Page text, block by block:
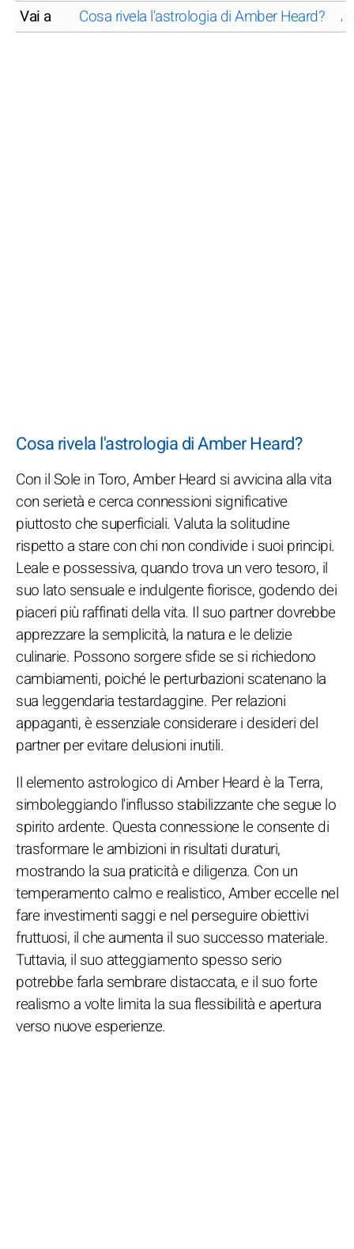
Vai a Cosa rivela l'astrologia di Amber Heard?
Cosa rivela l'astrologia di Amber Heard?
Con il Sole in Toro, Amber Heard si avvicina alla vita
con serietà e cerca connessioni significative
piuttosto che superficiali. Valuta la solitudine
rispetto a stare con chi non condivide i suoi principi.
Leale e possessiva, quando trova un vero tesoro, il
suo lato sensuale e indulgente fiorisce, godendo dei
piaceri più raffinati della vita. Il suo partner dovrebbe
apprezzare la semplicità, la natura e le delizie
culinarie. Possono sorgere sfide se si richiedono
cambiamenti, poiché le perturbazioni scatenano la
sua leggendaria testardaggine. Per relazioni
appaganti, è essenziale considerare i desideri del
partner per evitare delusioni inutili.
Il elemento astrologico di Amber Heard è la Terra,
simboleggiando l'influsso stabilizzante che segue lo
spirito ardente. Questa connessione le consente di
trasformare le ambizioni in risultati duraturi,
mostrando la sua praticità e diligenza. Con un
temperamento calmo e realistico, Amber eccelle nel
fare investimenti saggi e nel perseguire obiettivi
fruttuosi, il che aumenta il suo successo materiale.
Tuttavia, il suo atteggiamento spesso serio
potrebbe farla sembrare distaccata, e il suo forte
realismo a volte limita la sua flessibilità e apertura
verso nuove esperienze.